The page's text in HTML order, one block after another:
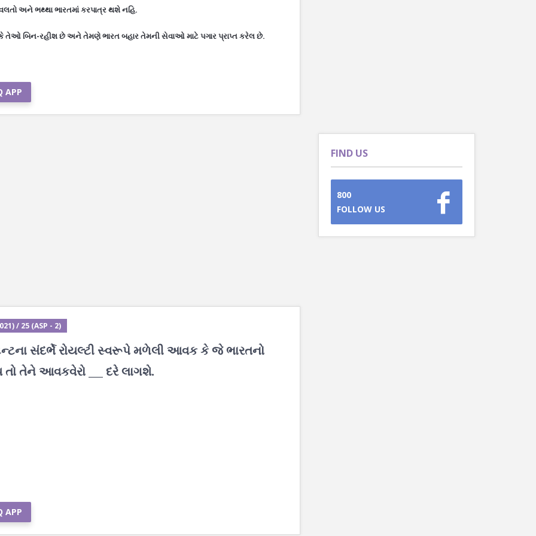
અને ભથ્થા ભારતમાં કરપાત્ર થશે નહિ.
તેઓ બિન-રહીશ છે અને તેમણે ભારત બહાર તેમની સેવાઓ માટે પગાર પ્રાપ્ત કરેલ છે.
APP
/ 25 (ASP - 2)
સંદર્ભે રોયલ્ટી સ્વરૂપે મળેલી આવક કે જે ભારતનો
તેને આવકવેરો ___ દરે લાગશે.
APP
FIND US
800
FOLLOW US